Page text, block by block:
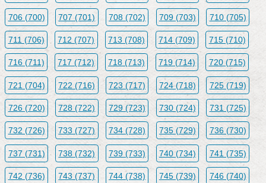
706 (700) 707 (701) 708 (702) 709 (703) 710 (705)
711 (706) 712 (707) 713 (708) 714 (709) 715 (710)
716 (711) 717 (712) 718 (713) 719 (714) 720 (715)
721 (704) 722 (716) 723 (717) 724 (718) 725 (719)
726 (720) 728 (722) 729 (723) 730 (724) 731 (725)
732 (726) 733 (727) 734 (728) 735 (729) 736 (730)
737 (731) 738 (732) 739 (733) 740 (734) 741 (735)
742 (736) 743 (737) 744 (738) 745 (739) 746 (740)